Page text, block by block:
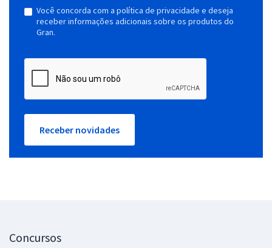
Você concorda com a política de privacidade e deseja
receber informações adicionais sobre os produtos do
Gran.
Receber novidades
Concursos